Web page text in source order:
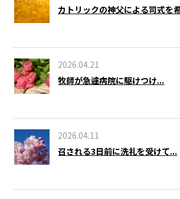
カトリックの神父による司式を
2026.04.21
牧師が急遽病院に駆けつけ...
2026.04.11
召される3日前に洗礼を受けて...